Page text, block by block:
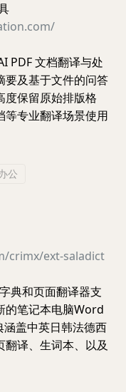
PDF 文档翻译与处
要及基于文件的问答
度保留原始排版格
等专业翻译场景使用
公
crimx/ext-saladict
典和页面翻译器支
的笔记本电脑Word
盖中英日韩法德西
译、生词本、以及